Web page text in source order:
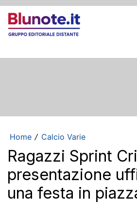
Home / Calcio Varie
Ragazzi Sprint
presentazione
una festa in